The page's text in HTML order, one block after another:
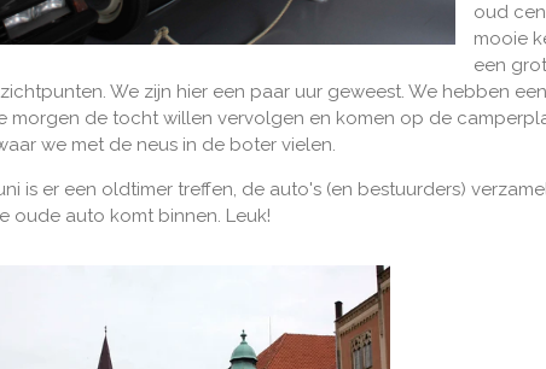
oud
mooie
een
We zijn hier een paar uur geweest. We hebben
morgen de tocht willen vervolgen en komen op de
we met de neus in de boter vielen.
is er een oldtimer treffen, de auto's (en bestuurders)
oude auto komt binnen. Leuk!